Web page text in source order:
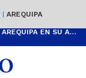
| AREQUIPA
ACTIVIDADES GRATUITAS PARA DISFRUTAR DE AREQUIPA EN SU ANIVERSARIO